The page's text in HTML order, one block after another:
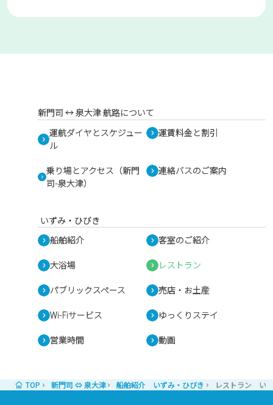
新門司 ↔︎ 泉大津 航路について
運航ダイヤとスケジュー
ル
運賃料金と割引
乗り場とアクセス（新門
司-泉大津）
連絡バスのご案内
いずみ・ひびき
船舶紹介
客室のご紹介
大浴場 レストラン
パブリックスペース 売店・お土産
Wi-Fiサービス ゆっくりステイ
営業時間 動画
TOP 新門司 ⇔ 泉大津 船舶紹介 いずみ・ひびき レストラン い